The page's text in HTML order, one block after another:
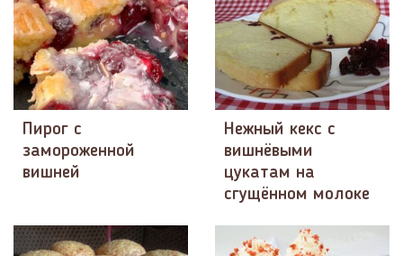
​Пирог с
замороженной
вишней
Нежный кекс с
вишнёвыми
цукатам на
сгущённом молоке